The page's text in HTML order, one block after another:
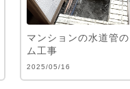
マンションの水道管
ム工事
2025/05/16